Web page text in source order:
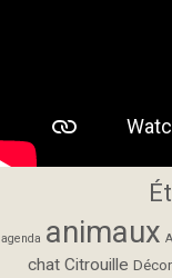
agenda animaux
chat Citrouille